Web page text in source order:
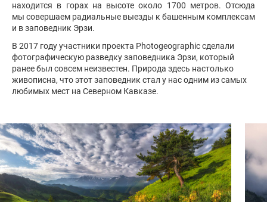
находится в горах на высоте около 1700 метров. Отсюда
мы совершаем радиальные выезды к башенным комплексам
и в заповедник Эрзи.
В 2017 году участники проекта Photogeographic сделали
фотографическую разведку заповедника Эрзи, который
ранее был совсем неизвестен. Природа здесь настолько
живописна, что этот заповедник стал у нас одним из самых
любимых мест на Северном Кавказе.